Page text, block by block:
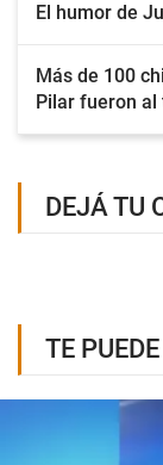
El humor de
Más de 100
Pilar fueron al
DEJÁ TU
TE